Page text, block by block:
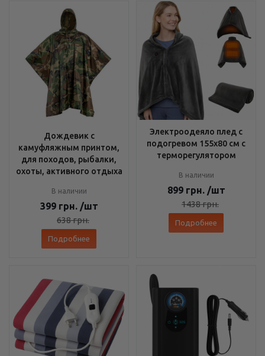
Дождевик с
камуфляжным принтом,
для походов, рыбалки,
охоты, активного отдыха
В наличии
399 грн. /шт
638грн.
Подробнее
Электроодеяло плед с
подогревом 155х80 см с
терморегулятором
В наличии
899 грн. /шт
1438грн.
Подробнее